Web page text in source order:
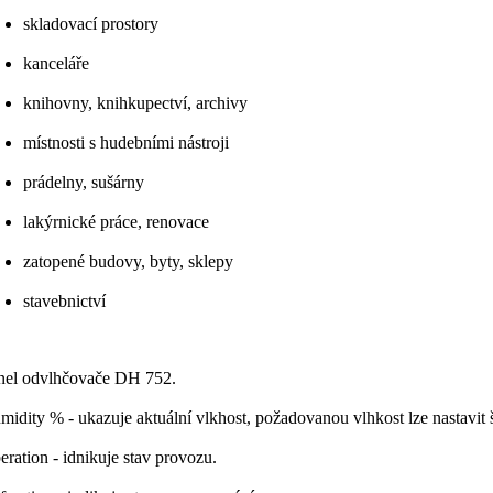
skladovací prostory
kanceláře
knihovny, knihkupectví, archivy
místnosti s hudebními nástroji
prádelny, sušárny
lakýrnické práce, renovace
zatopené budovy, byty, sklepy
stavebnictví
odvlhčovače DH 752.
% - ukazuje aktuální vlkhost, požadovanou vlhkost lze nastavit
- idnikuje stav provozu.